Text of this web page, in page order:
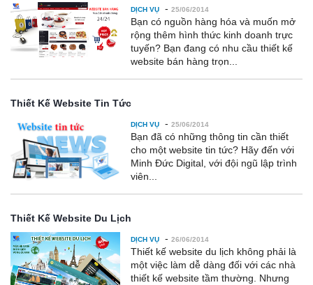
DỊCH VỤ - 25/06/2014
Bạn có nguồn hàng hóa và muốn mở
rộng thêm hình thức kinh doanh trực
tuyến? Bạn đang có nhu cầu thiết kế
website bán hàng trọn...
Thiết Kế Website Tin Tức
DỊCH VỤ - 25/06/2014
Bạn đã có những thông tin cần thiết
cho một website tin tức? Hãy đến với
Minh Đức Digital, với đội ngũ lập trình
viên...
Thiết Kế Website Du Lịch
DỊCH VỤ - 26/06/2014
Thiết kế website du lịch không phải là
một việc làm dễ dàng đối với các nhà
thiết kế website tầm thường. Nhưng